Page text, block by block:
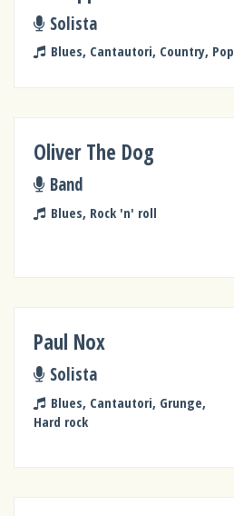
Solista
Blues, Cantautori, Country, Pop
Oliver The Dog
Band
Blues, Rock 'n' roll
Paul Nox
Solista
Blues, Cantautori, Grunge,
Hard rock